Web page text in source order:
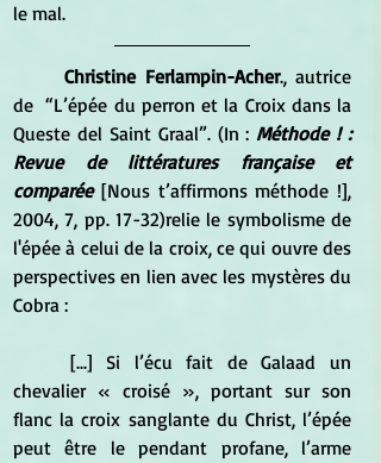
le mal.
Christine Ferlampin-Acher., autrice
de  “L’épée du perron et la Croix dans la
Queste del Saint Graal”. (In : Méthode ! :
Revue de littératures française et
comparée [Nous t’affirmons méthode !],
2004, 7, pp. 17-32)relie le symbolisme de
l'épée à celui de la croix, ce qui ouvre des
perspectives en lien avec les mystères du
Cobra :
chevalier « croisé », portant sur son
flanc la croix sanglante du Christ, l’épée
peut être le pendant profane, l’arme